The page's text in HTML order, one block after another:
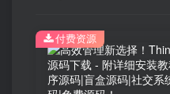
付费资源